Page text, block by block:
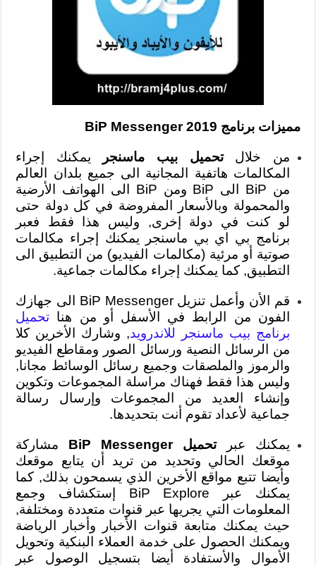
مميزات برنامج BiP Messenger 2019
من خلالتحميل بيب ماسنجر
يمكنك إجراء
المكالمات هاتفية المجانية الى جميع بلدان العالم
من BiP الى BiP ومن BiP الى الهواتف الأرضية
والمحمولة وبالأسعار المفروضة في كل دولة حتى
لو كنت في دولة إخرى, وليس هذا فقط فعبر
برنامج بي اي بي ماسنجر يمكنك إجراء مكالمات
صوتية أو مرئية (مكالمات الفيديو) من التطبيق الى
التطبيق, كما يمكنك إجراء مكالمات جماعية.
قم الأن وأعمل تنزيل BiP Messenger الى جهازك
الفون من الرابط في الأسفل أو من هنا تحميل
برنامج بيب ماسنجر للاندرويد, وشارك الأخرين كلا
من الرسائل النصية ورسائل الصور ومقاطع الفيديو
والرموز والملصقات وجميع رسائل الوسائط مجانا,
وليس هذا فقط فهناك مراسلة المجموعات وتكوين
وإنشاء العديد من المجموعات وإرسال رسالة
جماعية لأعداد تقوم أنت بتحديدها.
يمكنك عبرتحميل BiP Messenger
مشاركة
موقعك الحالي وتحديد من تريد أن يتابع موقعك
وأيضا تتبع مواقع الأخرين الذي يسمحون بذلك, كما
يمكنك عبر BiP Explore إستكشاف وجمع
المعلومات التي يجريها عبر قنوات متعددة ومختلفة,
حيث يمكنك متابعة قنوات الأخبار وأخبار الرياضة
ويمكنك الحصول على خدمة العملاء البنكية وتحويل
الأموال والأستفادة أيضا بتسجيل الوصول عبر